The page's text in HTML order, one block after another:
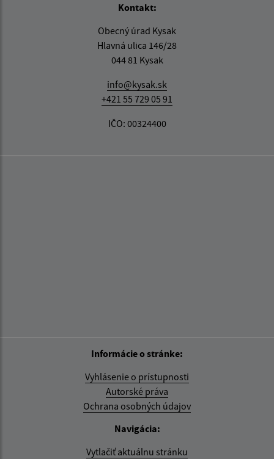
Kontakt:
Obecný úrad Kysak
Hlavná ulica 146/28
044 81 Kysak
info@kysak.sk
+421 55 729 05 91
IČO: 00324400
Informácie o stránke:
Vyhlásenie o prístupnosti
Autorské práva
Ochrana osobných údajov
Navigácia:
Vytlačiť aktuálnu stránku